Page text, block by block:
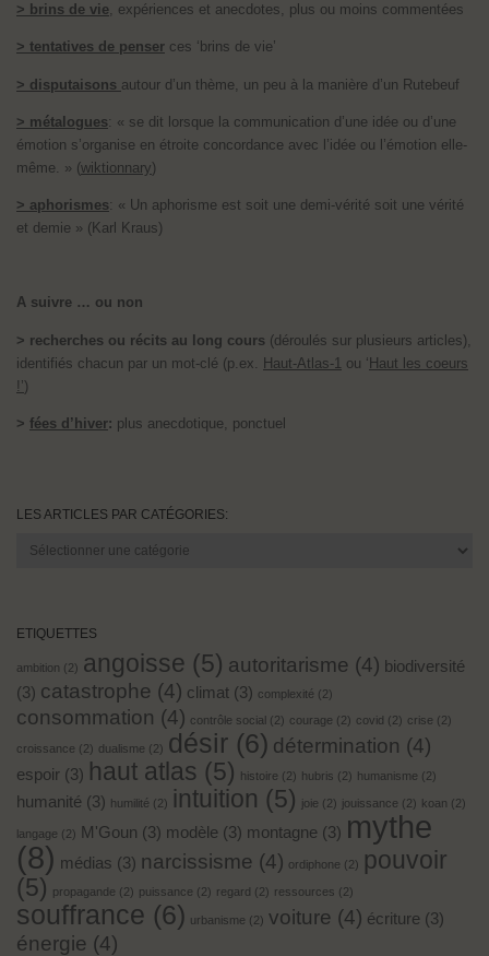
> brins de vie, expériences et anecdotes, plus ou moins commentées
> tentatives de penser ces ‘brins de vie’
> disputaisons autour d’un thème, un peu à la manière d’un Rutebeuf
> métalogues: « se dit lorsque la communication d’une idée ou d’une
émotion s’organise en étroite concordance avec l’idée ou l’émotion elle-
même. » (wiktionnary)
> aphorismes: « Un aphorisme est soit une demi-vérité soit une vérité
et demie » (Karl Kraus)
A suivre … ou non
> recherches ou récits au long cours (déroulés sur plusieurs articles),
identifiés chacun par un mot-clé (p.ex. Haut-Atlas-1 ou ‘Haut les coeurs
!’)
> fées d’hiver: plus anecdotique, ponctuel
LES ARTICLES PAR CATÉGORIES:
Les
ETIQUETTES
ambition (2) angoisse (5) autoritarisme (4) biodiversité
(3) catastrophe (4) climat (3) complexité (2)
consommation (4) contrôle social (2) courage (2) covid (2) crise (2)
croissance (2) dualisme (2) désir (6) détermination (4)
espoir (3) haut atlas (5) histoire (2) hubris (2) humanisme (2)
humanité (3) humilité (2) intuition (5) joie (2) jouissance (2) koan (2)
langage (2) M'Goun (3) modèle (3) montagne (3) mythe
(8) médias (3) narcissisme (4) ordiphone (2) pouvoir
(5) propagande (2) puissance (2) regard (2) ressources (2)
souffrance (6) urbanisme (2) voiture (4) écriture (3)
énergie (4)